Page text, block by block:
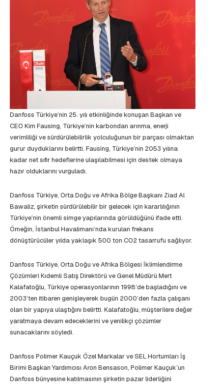
Danfoss Türkiye’nin 25. yılı etkinliğinde konuşan Başkan ve
CEO Kim Fausing, Türkiye’nin karbondan arınma, enerji
verimliliği ve sürdürülebilirlik yolculuğunun bir parçası olmaktan
gurur duyduklarını belirtti. Fausing, Türkiye’nin 2053 yılına
kadar net sıfır hedeflerine ulaşılabilmesi için destek olmaya
hazır olduklarını vurguladı.
Danfoss Türkiye, Orta Doğu ve Afrika Bölge Başkanı Ziad Al
Bawaliz, şirketin sürdürülebilir bir gelecek için kararlılığının
Türkiye’nin önemli simge yapılarında görüldüğünü ifade etti.
Örneğin, İstanbul Havalimanı’nda kurulan frekans
dönüştürücüler yılda yaklaşık 500 ton CO2 tasarrufu sağlıyor.
Danfoss Türkiye, Orta Doğu ve Afrika Bölgesi İklimlendirme
Çözümleri Kıdemli Satış Direktörü ve Genel Müdürü Mert
Kalafatoğlu, Türkiye operasyonlarının 1998’de başladığını ve
2003’ten itibaren genişleyerek bugün 2000’den fazla çalışanı
olan bir yapıya ulaştığını belirtti. Kalafatoğlu, müşterilere değer
yaratmaya devam edeceklerini ve yenilikçi çözümler
sunacaklarını söyledi.
Danfoss Polimer Kauçuk Özel Markalar ve SEL Hortumları İş
Birimi Başkan Yardımcısı Aron Bensason, Polimer Kauçuk’un
Danfoss bünyesine katılmasının şirketin pazar liderliğini